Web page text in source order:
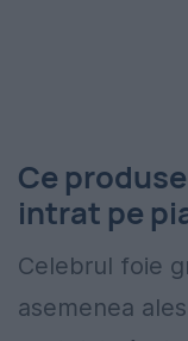
Ce
intrat pe
Celebrul foie
asemenea